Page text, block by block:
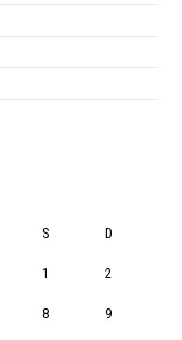
S D
1 2
8 9